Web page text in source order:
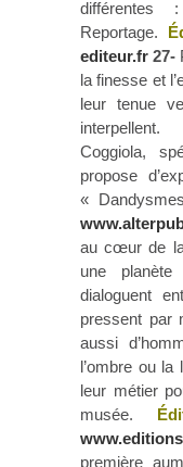
différentes
Reportage.
editeur.fr 27-
la finesse et
leur tenue
Coggiola,
propose
«
au cœur de
une planète
dialoguent
pressent par
aussi
l’ombre ou
leur métier
musée.
première